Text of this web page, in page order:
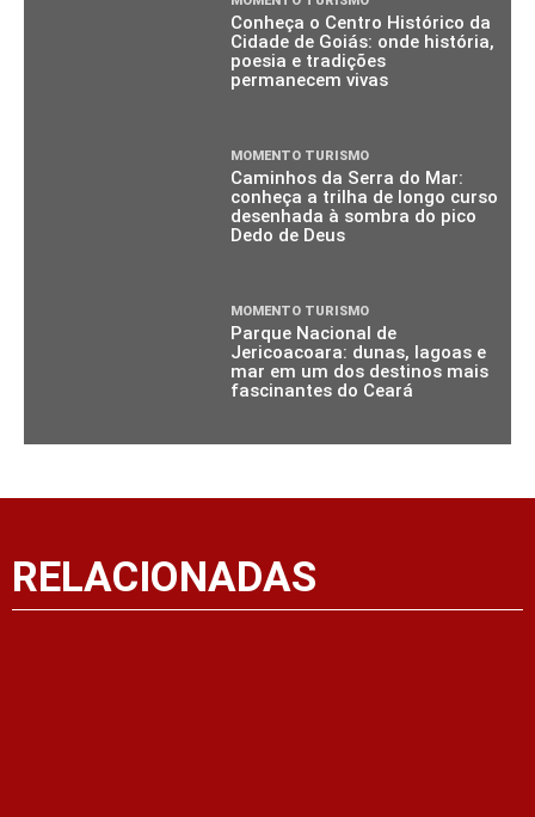
Conheça o Centro Histórico da
Cidade de Goiás: onde história,
poesia e tradições
permanecem vivas
MOMENTO TURISMO
Caminhos da Serra do Mar:
conheça a trilha de longo curso
desenhada à sombra do pico
Dedo de Deus
MOMENTO TURISMO
Parque Nacional de
Jericoacoara: dunas, lagoas e
mar em um dos destinos mais
fascinantes do Ceará
RELACIONADAS